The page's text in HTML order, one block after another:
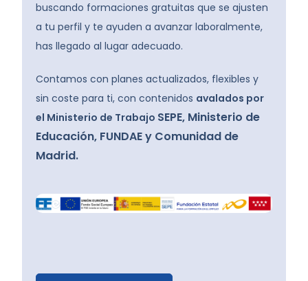
buscando formaciones gratuitas que se ajusten
a tu perfil y te ayuden a avanzar laboralmente,
has llegado al lugar adecuado.
Contamos con planes actualizados, flexibles y
sin coste para ti, con contenidos avalados por
el Ministerio de Trabajo SEPE, Ministerio de
Educación, FUNDAE y Comunidad de
Madrid.